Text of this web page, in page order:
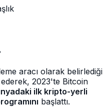
aracı olarak belirlediği
ederek, 2023'te Bitcoin
ilk kripto-yerli
başlattı.